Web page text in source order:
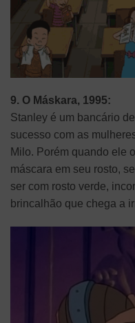
9. O Máskara, 1995:
Stanley é um bancário
sucesso com as
Milo. Porém quando ele
máscara em seu rosto,
ser com rosto verde,
brincalhão que chega a